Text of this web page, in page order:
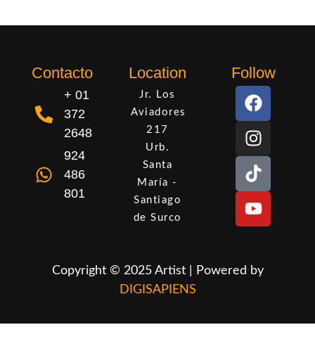
Contacto
+ 01
372
2648
924
486
801
Location
Jr. Los
Aviadores
217
Urb.
Santa
María -
Santiago
de Surco
Follow
Copyright © 2025 Artist | Powered by
DIGISAPIENS